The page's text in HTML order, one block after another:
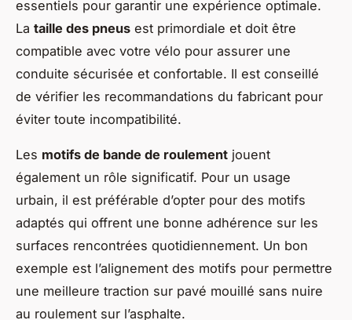
essentiels pour garantir une expérience optimale.
La taille des pneus est primordiale et doit être
compatible avec votre vélo pour assurer une
conduite sécurisée et confortable. Il est conseillé
de vérifier les recommandations du fabricant pour
éviter toute incompatibilité.
Les motifs de bande de roulement jouent
également un rôle significatif. Pour un usage
urbain, il est préférable d’opter pour des motifs
adaptés qui offrent une bonne adhérence sur les
surfaces rencontrées quotidiennement. Un bon
exemple est l’alignement des motifs pour permettre
une meilleure traction sur pavé mouillé sans nuire
au roulement sur l’asphalte.